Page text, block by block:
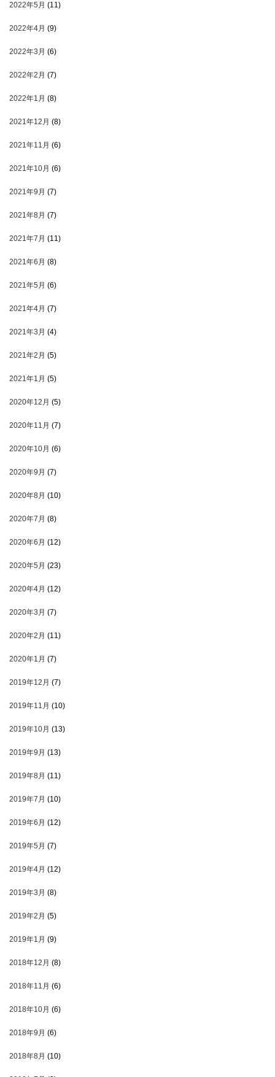
2022年5月 (11)
2022年4月 (9)
2022年3月 (6)
2022年2月 (7)
2022年1月 (8)
2021年12月 (8)
2021年11月 (6)
2021年10月 (6)
2021年9月 (7)
2021年8月 (7)
2021年7月 (11)
2021年6月 (8)
2021年5月 (6)
2021年4月 (7)
2021年3月 (4)
2021年2月 (5)
2021年1月 (5)
2020年12月 (5)
2020年11月 (7)
2020年10月 (6)
2020年9月 (7)
2020年8月 (10)
2020年7月 (8)
2020年6月 (12)
2020年5月 (23)
2020年4月 (12)
2020年3月 (7)
2020年2月 (11)
2020年1月 (7)
2019年12月 (7)
2019年11月 (10)
2019年10月 (13)
2019年9月 (13)
2019年8月 (11)
2019年7月 (10)
2019年6月 (12)
2019年5月 (7)
2019年4月 (12)
2019年3月 (8)
2019年2月 (5)
2019年1月 (9)
2018年12月 (8)
2018年11月 (6)
2018年10月 (6)
2018年9月 (6)
2018年8月 (10)